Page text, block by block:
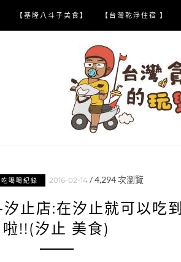
【基隆八斗子美食】 【台灣乾淨住宿 】
喝喝紀錄 2016-02-14 /4,294次瀏覽
汐止店:在汐止就可以吃
啦!!(汐止 美食)